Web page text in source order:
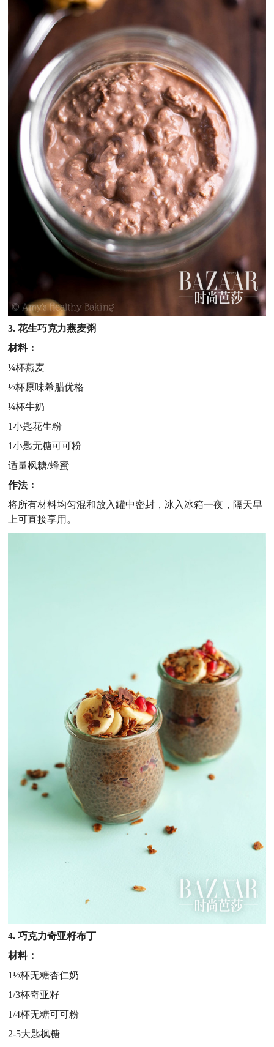
3. 花生巧克力燕麦粥
材料：
¼杯燕麦
½杯原味希腊优格
¼杯牛奶
1小匙花生粉
1小匙无糖可可粉
适量枫糖/蜂蜜
作法：
将所有材料均匀混和放入罐中密封，冰入冰箱一夜，隔天早
上可直接享用。
4. 巧克力奇亚籽布丁
材料：
1½杯无糖杏仁奶
1/3杯奇亚籽
1/4杯无糖可可粉
2-5大匙枫糖